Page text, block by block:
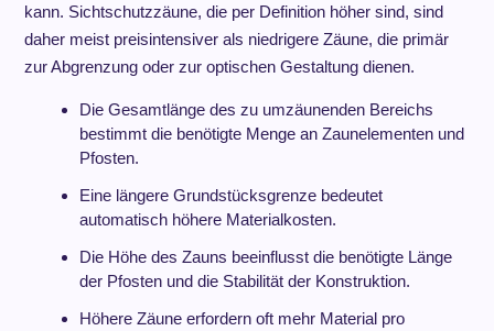
kann. Sichtschutzzäune, die per Definition höher sind, sind
daher meist preisintensiver als niedrigere Zäune, die primär
zur Abgrenzung oder zur optischen Gestaltung dienen.
Die Gesamtlänge des zu umzäunenden Bereichs
bestimmt die benötigte Menge an Zaunelementen und
Pfosten.
Eine längere Grundstücksgrenze bedeutet
automatisch höhere Materialkosten.
Die Höhe des Zauns beeinflusst die benötigte Länge
der Pfosten und die Stabilität der Konstruktion.
Höhere Zäune erfordern oft mehr Material pro